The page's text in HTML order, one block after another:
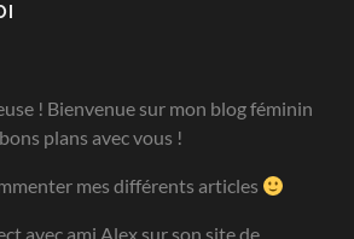
! Bienvenue sur mon blog féminin
plans avec vous !
mes différents articles
avec ami Alex sur son site de